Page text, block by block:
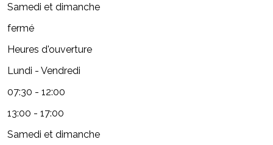
Samedi et dimanche
fermé
Heures d'ouverture
Lundi - Vendredi
07:30 - 12:00
13:00 - 17:00
Samedi et dimanche